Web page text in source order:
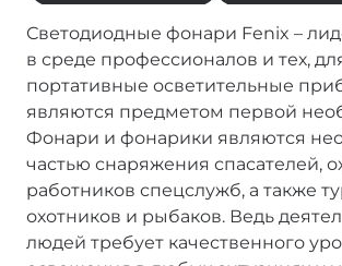
Светодиодные фонари Fenix –
в среде профессионалов и тех,
портативные осветительные
являются предметом первой
Фонари и фонарики являются
частью снаряжения спасателей,
работников спецслужб, а также
охотников и рыбаков. Ведь
людей требует качественного